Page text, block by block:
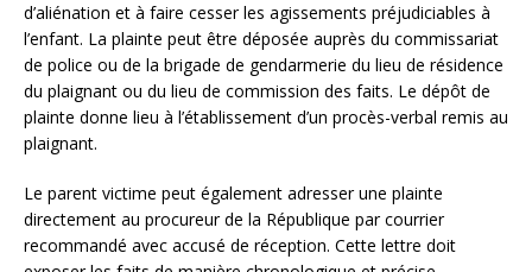
d’aliénation et à faire cesser les agissements préjudiciables à
l’enfant. La plainte peut être déposée auprès du commissariat
de police ou de la brigade de gendarmerie du lieu de résidence
du plaignant ou du lieu de commission des faits. Le dépôt de
plainte donne lieu à l’établissement d’un procès-verbal remis au
plaignant.
Le parent victime peut également adresser une plainte
directement au procureur de la République par courrier
recommandé avec accusé de réception. Cette lettre doit